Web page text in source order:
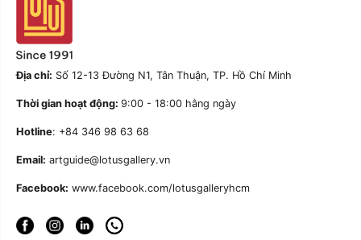
Địa chỉ: Số 12-13 Đường N1, Tân Thuận, TP. Hồ Chí Minh
Thời gian hoạt động: 9:00 - 18:00 hằng ngày
Hotline: +84 346 98 63 68
Email: artguide@lotusgallery.vn
Facebook: www.facebook.com/lotusgalleryhcm